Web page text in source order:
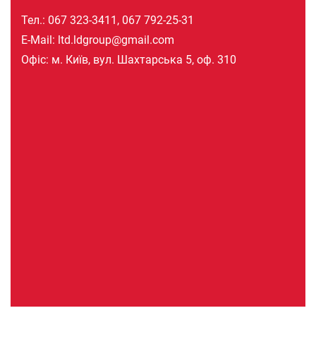
Тел.: 067 323-3411 , 067 792-25-31
E-Mail: ltd.ldgroup@gmail.com
Офіс: м. Київ, вул. Шахтарська 5, оф. 310